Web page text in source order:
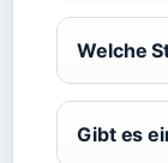
Welche
Gibt es